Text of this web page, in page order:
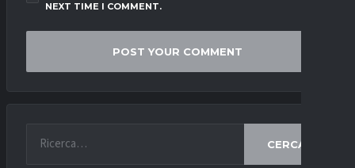
NEXT TIME I COMMENT.
CERCA